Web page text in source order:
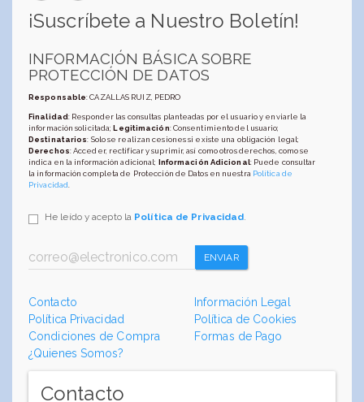
¡Suscríbete a Nuestro Boletín!
INFORMACIÓN BÁSICA SOBRE
PROTECCIÓN DE DATOS
Responsable: CAZALLAS RUIZ, PEDRO
Finalidad: Responder las consultas planteadas por el usuario y enviarle la
información solicitada;Legitimación: Consentimiento del usuario;
Destinatarios: Solo se realizan cesiones si existe una obligación legal;
Derechos: Acceder, rectificar y suprimir, así como otros derechos, como se
indica en la información adicional; Información Adicional: Puede consultar
la información completa de Protección de Datos en nuestra Política de
Privacidad
He leído y acepto la Política de Privacidad.
ENVIAR
Contacto
Información Legal
Política Privacidad
Política de Cookies
Condiciones de Compra
Formas de Pago
¿Quienes Somos?
Contacto